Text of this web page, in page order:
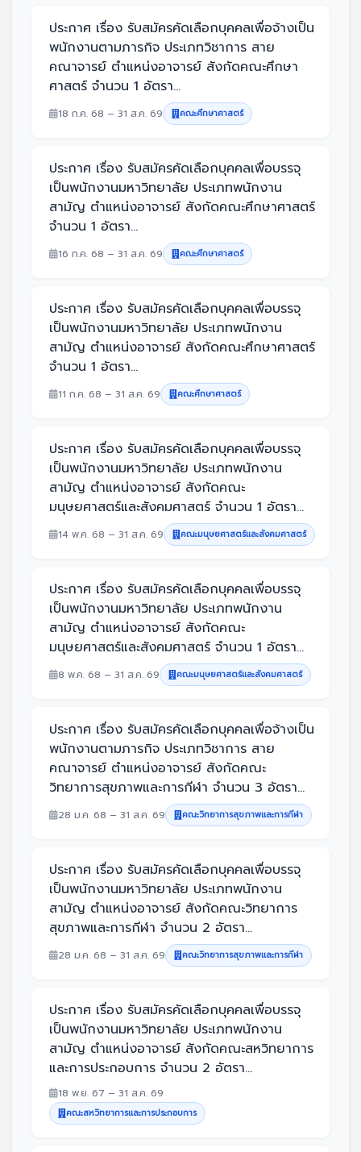
ประกาศ เรื่อง รับสมัครคัดเลือกบุคคลเพื่อจ้างเป็น
พนักงานตามภารกิจ ประเภทวิชาการ สาย
คณาจารย์ ตำแหน่งอาจารย์ สังกัดคณะศึกษา
ศาสตร์ จำนวน 1 อัตรา...
18 ก.ค. 68 – 31 ส.ค. 69 คณะศึกษาศาสตร์
ประกาศ เรื่อง รับสมัครคัดเลือกบุคคลเพื่อบรรจุ
เป็นพนักงานมหาวิทยาลัย ประเภทพนักงาน
สามัญ ตำแหน่งอาจารย์ สังกัดคณะศึกษาศาสตร์
จำนวน 1 อัตรา...
16 ก.ค. 68 – 31 ส.ค. 69 คณะศึกษาศาสตร์
ประกาศ เรื่อง รับสมัครคัดเลือกบุคคลเพื่อบรรจุ
เป็นพนักงานมหาวิทยาลัย ประเภทพนักงาน
สามัญ ตำแหน่งอาจารย์ สังกัดคณะศึกษาศาสตร์
จำนวน 1 อัตรา...
11 ก.ค. 68 – 31 ส.ค. 69 คณะศึกษาศาสตร์
ประกาศ เรื่อง รับสมัครคัดเลือกบุคคลเพื่อบรรจุ
เป็นพนักงานมหาวิทยาลัย ประเภทพนักงาน
สามัญ ตำแหน่งอาจารย์ สังกัดคณะ
มนุษยศาสตร์และสังคมศาสตร์ จำนวน 1 อัตรา...
14 พ.ค. 68 – 31 ส.ค. 69 คณะมนุษยศาสตร์และสังคมศาสตร์
ประกาศ เรื่อง รับสมัครคัดเลือกบุคคลเพื่อบรรจุ
เป็นพนักงานมหาวิทยาลัย ประเภทพนักงาน
สามัญ ตำแหน่งอาจารย์ สังกัดคณะ
มนุษยศาสตร์และสังคมศาสตร์ จำนวน 1 อัตรา...
8 พ.ค. 68 – 31 ส.ค. 69 คณะมนุษยศาสตร์และสังคมศาสตร์
ประกาศ เรื่อง รับสมัครคัดเลือกบุคคลเพื่อจ้างเป็น
พนักงานตามภารกิจ ประเภทวิชาการ สาย
คณาจารย์ ตำแหน่งอาจารย์ สังกัดคณะ
วิทยาการสุขภาพและการกีฬา จำนวน 3 อัตรา...
28 ม.ค. 68 – 31 ส.ค. 69 คณะวิทยาการสุขภาพและการกีฬา
ประกาศ เรื่อง รับสมัครคัดเลือกบุคคลเพื่อบรรจุ
เป็นพนักงานมหาวิทยาลัย ประเภทพนักงาน
สามัญ ตำแหน่งอาจารย์ สังกัดคณะวิทยาการ
สุขภาพและการกีฬา จำนวน 2 อัตรา...
28 ม.ค. 68 – 31 ส.ค. 69 คณะวิทยาการสุขภาพและการกีฬา
ประกาศ เรื่อง รับสมัครคัดเลือกบุคคลเพื่อบรรจุ
เป็นพนักงานมหาวิทยาลัย ประเภทพนักงาน
สามัญ ตำแหน่งอาจารย์ สังกัดคณะสหวิทยาการ
และการประกอบการ จำนวน 2 อัตรา...
18 พ.ย. 67 – 31 ส.ค. 69
คณะสหวิทยาการและการประกอบการ